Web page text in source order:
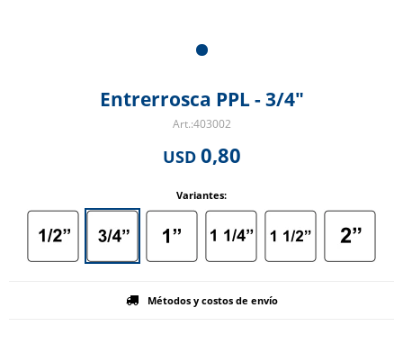
Entrerrosca PPL - 3/4"
403002
USD 0,80
Variantes:
Métodos y costos de envío